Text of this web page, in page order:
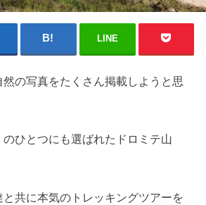
LINE
の写真をたくさん掲載しようと思
のひとつにも選ばれたドロミテ山
共に本気のトレッキングツアーを